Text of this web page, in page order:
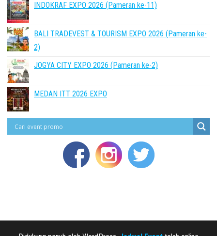
INDOKRAF EXPO 2026 (Pameran ke-11)
BALI TRADEVEST & TOURISM EXPO 2026 (Pameran ke-
2)
JOGYA CITY EXPO 2026 (Pameran ke-2)
MEDAN ITT 2026 EXPO